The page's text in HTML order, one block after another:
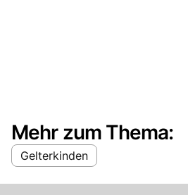
Mehr zum Thema:
Gelterkinden